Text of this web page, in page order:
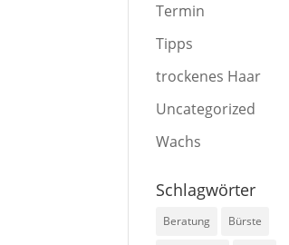
Termin
Tipps
trockenes Haar
Uncategorized
Wachs
Schlagwörter
Beratung Bürste